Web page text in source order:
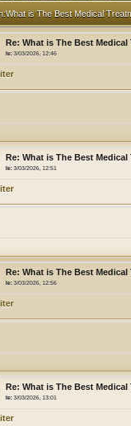
is The Best Medical
Re: What is The Best Medical
le: 3/03/2026, 12:46
Re: What is The Best Medical
le: 3/03/2026, 12:51
Re: What is The Best Medical
le: 3/03/2026, 12:56
Re: What is The Best Medical
le: 3/03/2026, 13:01